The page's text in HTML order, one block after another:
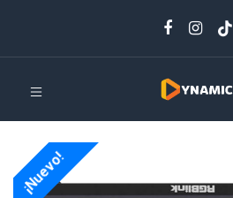
¡Nuevo!